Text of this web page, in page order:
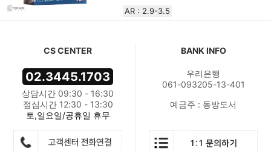
AR : 2.9-3.5
CS CENTER
02.3445.1703
상담시간 09:30 - 16:30
점심시간 12:30 - 13:30
토,일요일/공휴일 휴무
BANK INFO
우리은행
061-093205-13-401
예금주 : 동방도서